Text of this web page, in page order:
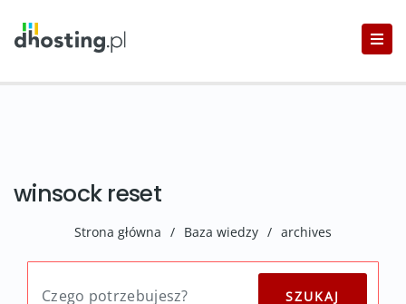
winsock reset
Strona główna / Baza wiedzy / archives